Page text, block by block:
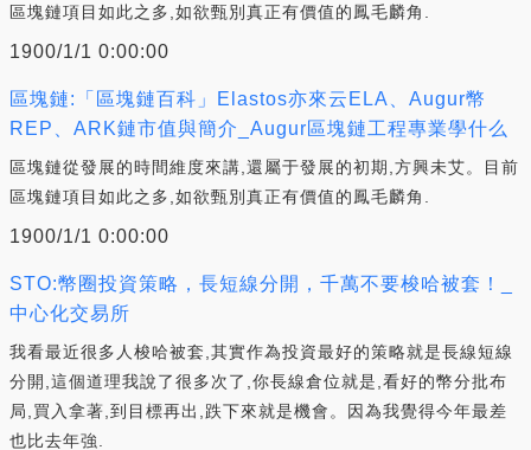
區塊鏈項目如此之多,如欲甄別真正有價值的鳳毛麟角.
1900/1/1 0:00:00
區塊鏈:「區塊鏈百科」Elastos亦來云ELA、Augur幣
REP、ARK鏈市值與簡介_Augur區塊鏈工程專業學什么
區塊鏈從發展的時間維度來講,還屬于發展的初期,方興未艾。目前
區塊鏈項目如此之多,如欲甄別真正有價值的鳳毛麟角.
1900/1/1 0:00:00
STO:幣圈投資策略，長短線分開，千萬不要梭哈被套！_
中心化交易所
我看最近很多人梭哈被套,其實作為投資最好的策略就是長線短線
分開,這個道理我說了很多次了,你長線倉位就是,看好的幣分批布
局,買入拿著,到目標再出,跌下來就是機會。因為我覺得今年最差
也比去年強.